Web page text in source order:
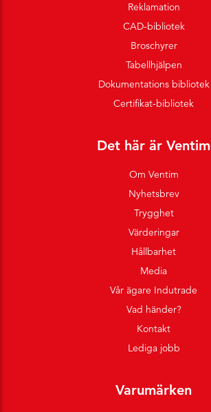
Reklamation
CAD-bibliotek
Broschyrer
Tabellhjälpen
Dokumentations bibliotek
Certifikat-bibliotek
Det här är Ventim
Om Ventim
Nyhetsbrev
Trygghet
Värderingar
Hållbarhet
Media
Vår ägare Indutrade
Vad händer?
Kontakt
Lediga jobb
Varumärken